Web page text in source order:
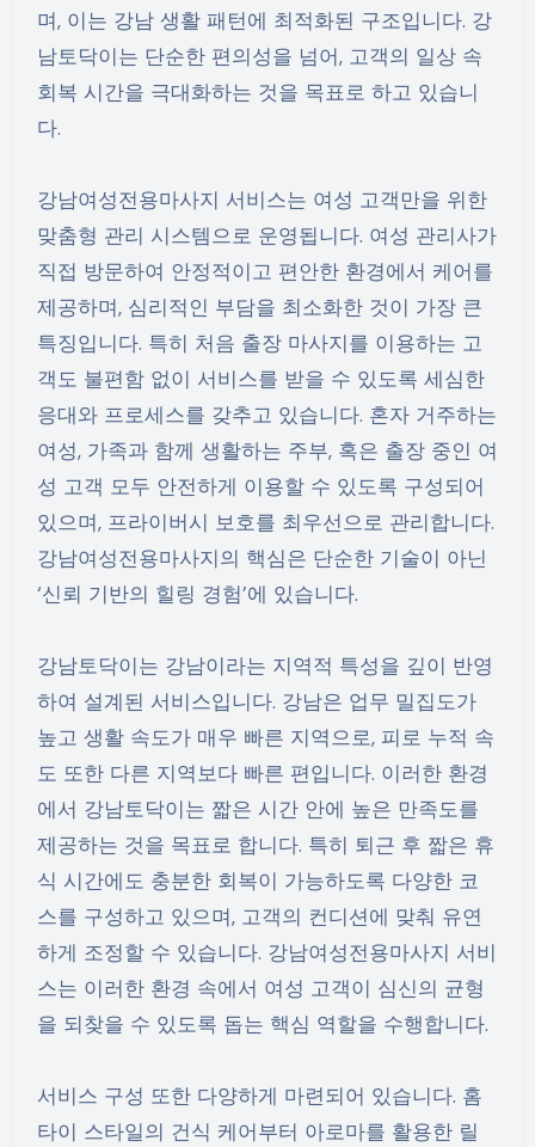
며, 이는 강남 생활 패턴에 최적화된 구조입니다. 강
남토닥이는 단순한 편의성을 넘어, 고객의 일상 속
회복 시간을 극대화하는 것을 목표로 하고 있습니
다.
강남여성전용마사지 서비스는 여성 고객만을 위한
맞춤형 관리 시스템으로 운영됩니다. 여성 관리사가
직접 방문하여 안정적이고 편안한 환경에서 케어를
제공하며, 심리적인 부담을 최소화한 것이 가장 큰
특징입니다. 특히 처음 출장 마사지를 이용하는 고
객도 불편함 없이 서비스를 받을 수 있도록 세심한
응대와 프로세스를 갖추고 있습니다. 혼자 거주하는
여성, 가족과 함께 생활하는 주부, 혹은 출장 중인 여
성 고객 모두 안전하게 이용할 수 있도록 구성되어
있으며, 프라이버시 보호를 최우선으로 관리합니다.
강남여성전용마사지의 핵심은 단순한 기술이 아닌
‘신뢰 기반의 힐링 경험’에 있습니다.
강남토닥이는 강남이라는 지역적 특성을 깊이 반영
하여 설계된 서비스입니다. 강남은 업무 밀집도가
높고 생활 속도가 매우 빠른 지역으로, 피로 누적 속
도 또한 다른 지역보다 빠른 편입니다. 이러한 환경
에서 강남토닥이는 짧은 시간 안에 높은 만족도를
제공하는 것을 목표로 합니다. 특히 퇴근 후 짧은 휴
식 시간에도 충분한 회복이 가능하도록 다양한 코
스를 구성하고 있으며, 고객의 컨디션에 맞춰 유연
하게 조정할 수 있습니다. 강남여성전용마사지 서비
스는 이러한 환경 속에서 여성 고객이 심신의 균형
을 되찾을 수 있도록 돕는 핵심 역할을 수행합니다.
서비스 구성 또한 다양하게 마련되어 있습니다. 홈
타이 스타일의 건식 케어부터 아로마를 활용한 릴